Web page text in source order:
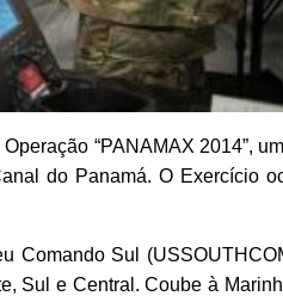
“PANAMAX 2014”,
do Panamá. O Exercício
Comando Sul
Sul e Central. Coube à